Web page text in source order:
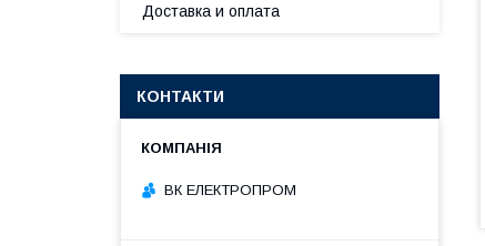
Доставка и оплата
КОНТАКТИ
ВК ЕЛЕКТРОПРОМ